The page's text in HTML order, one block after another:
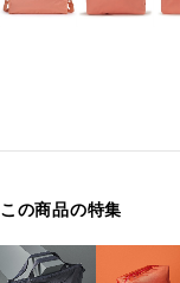
この商品の特集